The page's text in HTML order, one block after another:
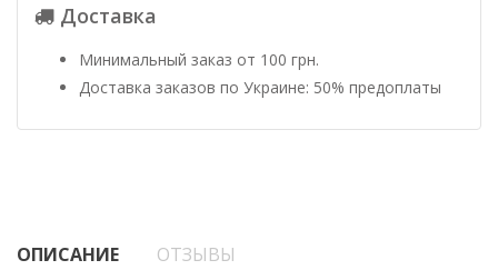
Доставка
Минимальный заказ от 100 грн.
Доставка заказов по Украине: 50% предоплаты
ОПИСАНИЕ ОТЗЫВЫ